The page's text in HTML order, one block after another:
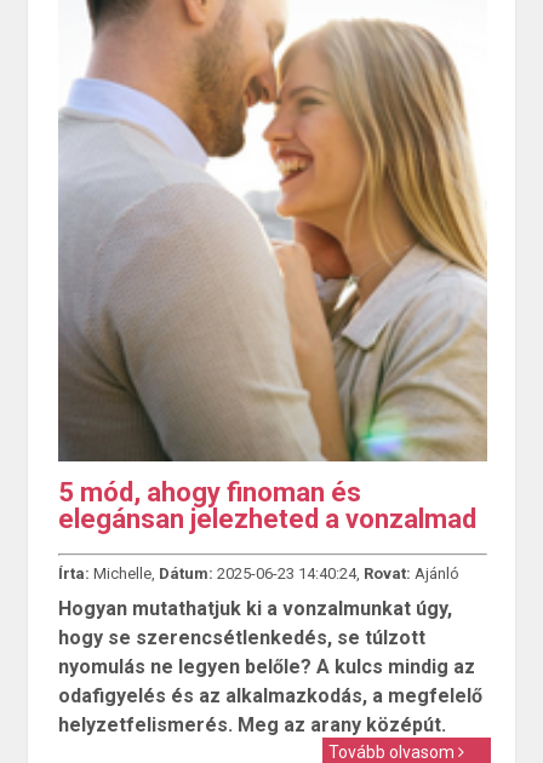
5 mód, ahogy finoman és
elegánsan jelezheted a vonzalmad
Írta: Michelle, Dátum: 2025-06-23 14:40:24, Rovat: Ajánló
Hogyan mutathatjuk ki a vonzalmunkat úgy,
hogy se szerencsétlenkedés, se túlzott
nyomulás ne legyen belőle? A kulcs mindig az
odafigyelés és az alkalmazkodás, a megfelelő
helyzetfelismerés. Meg az arany középút.
Tovább olvasom